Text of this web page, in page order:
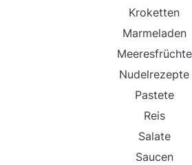
Kroketten
Marmeladen
Meeresfrüchte
Nudelrezepte
Pastete
Reis
Salate
Saucen